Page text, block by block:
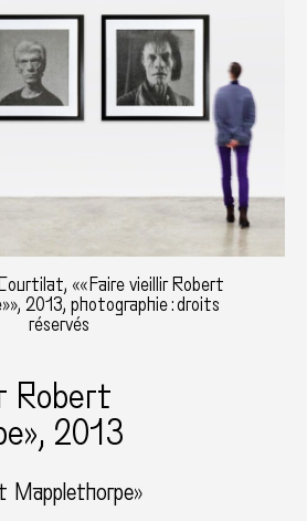
«« Faire vieillir Robert
2013, photographie : droits
réservés
Robert
2013
Mapplethorpe»